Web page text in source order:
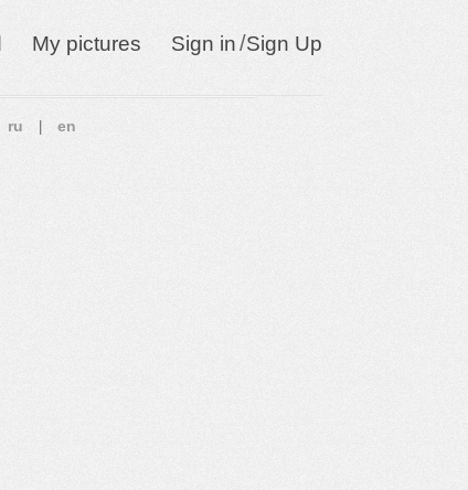
My pictures Sign in/Sign Up
ru en